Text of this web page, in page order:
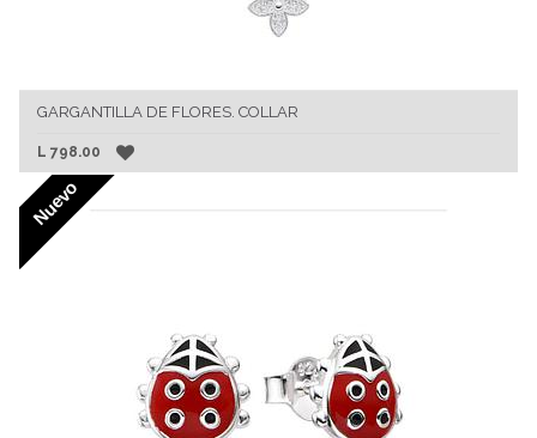
GARGANTILLA DE FLORES. COLLAR
L 798.00
Nuevo